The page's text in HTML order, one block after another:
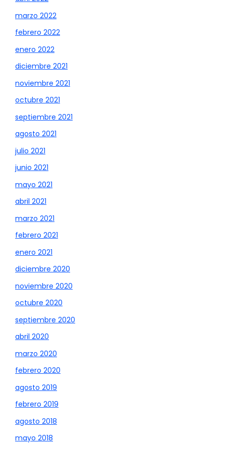
marzo 2022
febrero 2022
enero 2022
diciembre 2021
noviembre 2021
octubre 2021
septiembre 2021
agosto 2021
julio 2021
junio 2021
mayo 2021
abril 2021
marzo 2021
febrero 2021
enero 2021
diciembre 2020
noviembre 2020
octubre 2020
septiembre 2020
abril 2020
marzo 2020
febrero 2020
agosto 2019
febrero 2019
agosto 2018
mayo 2018